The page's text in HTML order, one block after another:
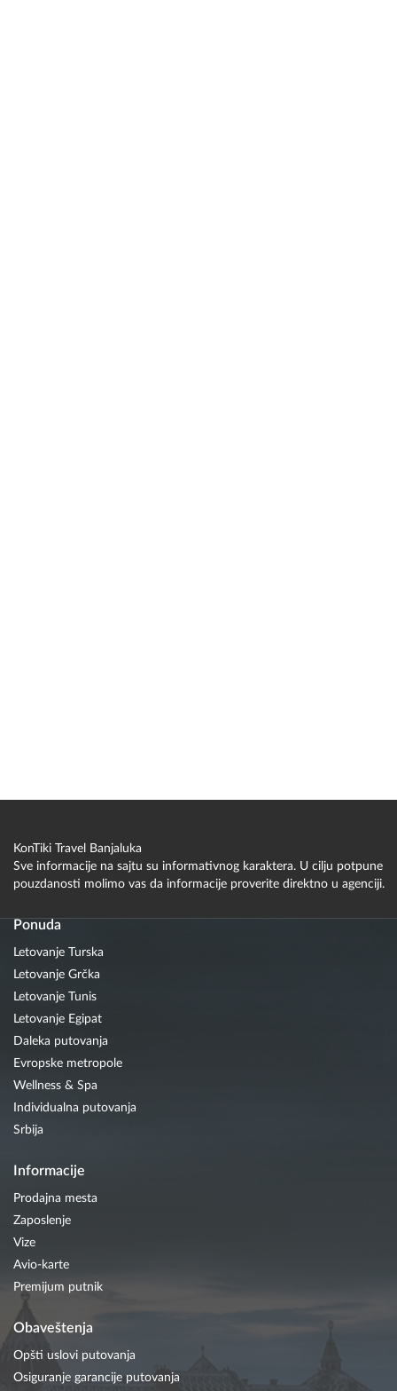
KonTiki Travel Banjaluka
Sve informacije na sajtu su informativnog karaktera. U cilju potpune
pouzdanosti molimo vas da informacije proverite direktno u agenciji.
Ponuda
Letovanje Turska
Letovanje Grčka
Letovanje Tunis
Letovanje Egipat
Daleka putovanja
Evropske metropole
Wellness & Spa
Individualna putovanja
Srbija
Informacije
Prodajna mesta
Zaposlenje
Vize
Avio-karte
Premijum putnik
Obaveštenja
Opšti uslovi putovanja
Osiguranje garancije putovanja